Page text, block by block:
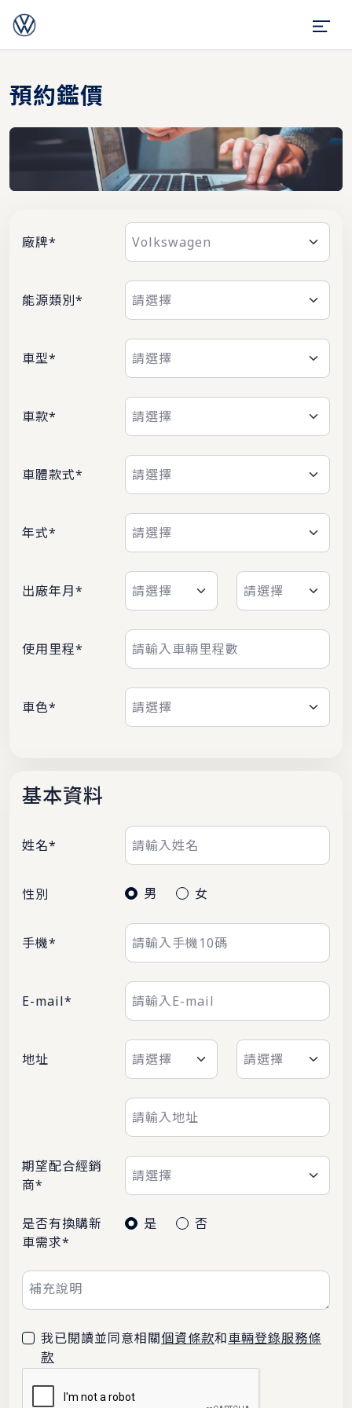
預約鑑價
廠牌*
能源類別*
車型*
車款*
車體款式*
年式*
出廠年月*
使用里程*
車色*
基本資料
姓名*
性別 男 女
手機*
E-mail*
地址
期望配合經銷
商*
是否有換購新
車需求*
是 否
我已閱讀並同意相關個資條款和車輛登錄服務條
款